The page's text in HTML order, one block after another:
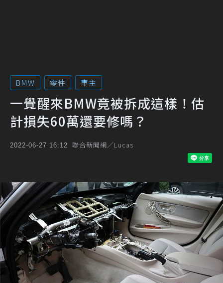
BMW 零件 車主
一覺醒來BMW竟被拆成這樣！估
計損失60萬還要修嗎？
2022-06-27 16:12 聯合新聞網／Lucas